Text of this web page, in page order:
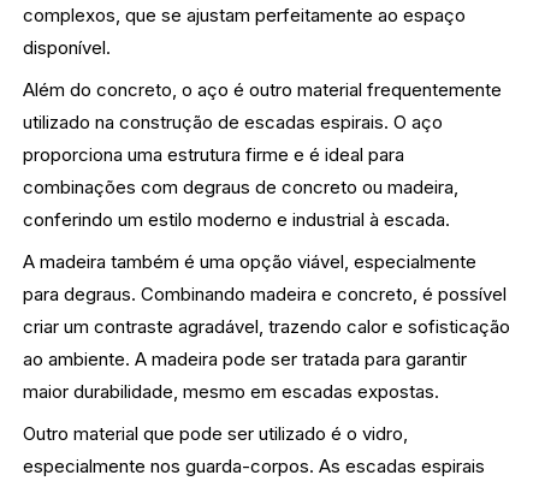
complexos, que se ajustam perfeitamente ao espaço
disponível.
Além do concreto, o aço é outro material frequentemente
utilizado na construção de escadas espirais. O aço
proporciona uma estrutura firme e é ideal para
combinações com degraus de concreto ou madeira,
conferindo um estilo moderno e industrial à escada.
A madeira também é uma opção viável, especialmente
para degraus. Combinando madeira e concreto, é possível
criar um contraste agradável, trazendo calor e sofisticação
ao ambiente. A madeira pode ser tratada para garantir
maior durabilidade, mesmo em escadas expostas.
Outro material que pode ser utilizado é o vidro,
especialmente nos guarda-corpos. As escadas espirais